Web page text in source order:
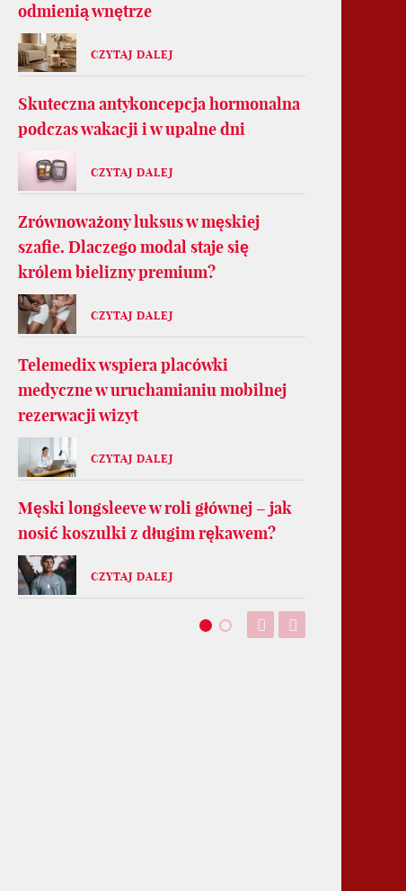
odmienią wnętrze
CZYTAJ DALEJ
Skuteczna antykoncepcja hormonalna
podczas wakacji i w upalne dni
CZYTAJ DALEJ
Zrównoważony luksus w męskiej
szafie. Dlaczego modal staje się
królem bielizny premium?
CZYTAJ DALEJ
Telemedix wspiera placówki
medyczne w uruchamianiu mobilnej
rezerwacji wizyt
CZYTAJ DALEJ
Męski longsleeve w roli głównej – jak
nosić koszulki z długim rękawem?
CZYTAJ DALEJ